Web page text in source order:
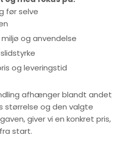
før selve
og anvendelse
og leveringstid
afhænger blandt andet
størrelse og den valgte
giver vi en konkret pris,
start.